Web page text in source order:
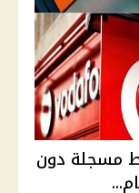
مسجلة دون